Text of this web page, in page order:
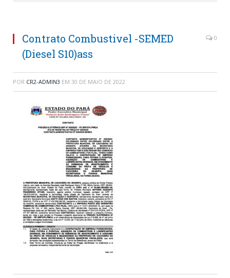
Contrato Combustivel -SEMED
(Diesel S10)ass
0
POR CR2-ADMIN3 EM 30 DE MAIO DE 2022